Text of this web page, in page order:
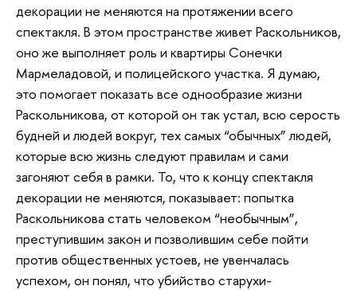
декорации не меняются на протяжении всего
спектакля. В этом пространстве живет Раскольников,
оно же выполняет роль и квартиры Сонечки
Мармеладовой, и полицейского участка. Я думаю,
это помогает показать все однообразие жизни
Раскольникова, от которой он так устал, всю серость
будней и людей вокруг, тех самых “обычных” людей,
которые всю жизнь следуют правилам и сами
загоняют себя в рамки. То, что к концу спектакля
декорации не меняются, показывает: попытка
Раскольникова стать человеком “необычным”,
преступившим закон и позволившим себе пойти
против общественных устоев, не увенчалась
успехом, он понял, что убийство старухи-